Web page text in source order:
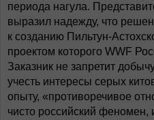
периода нагула.
выразил надежду, что
к созданию Пильтун-
проектом которого WWF
Заказник не запретит
учесть интересы серых
опыту, «противоречивое
чисто российский феномен,